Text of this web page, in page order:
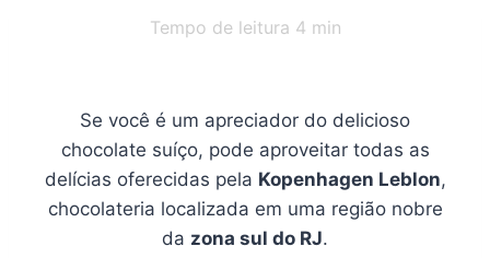
Tempo de leitura 4 min
Se você é um apreciador do delicioso
chocolate suíço, pode aproveitar todas as
delícias oferecidas pela Kopenhagen Leblon,
chocolateria localizada em uma região nobre
da zona sul do RJ.